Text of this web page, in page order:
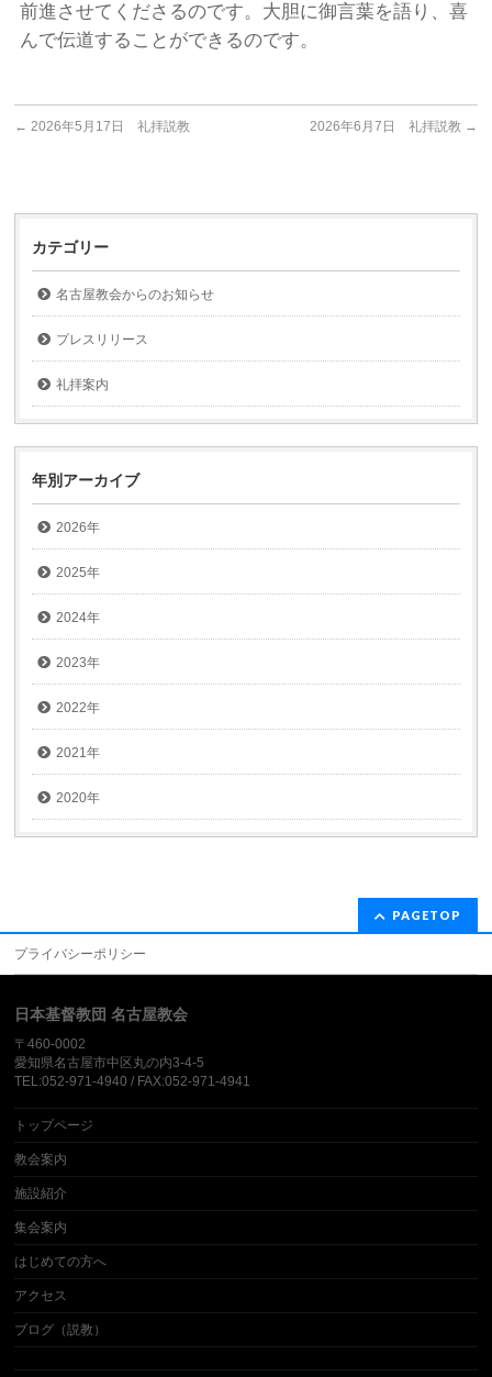
前進させてくださるのです。大胆に御言葉を語り、喜
んで伝道することができるのです。
← 2026年5月17日 礼拝説教 2026年6月7日 礼拝説教 →
カテゴリー
名古屋教会からのお知らせ
プレスリリース
礼拝案内
年別アーカイブ
2026年
2025年
2024年
2023年
2022年
2021年
2020年
PAGETOP
プライバシーポリシー
日本基督教団 名古屋教会
〒460-0002
愛知県名古屋市中区丸の内3-4-5
TEL:052-971-4940 / FAX:052-971-4941
トップページ
教会案内
施設紹介
集会案内
はじめての方へ
アクセス
ブログ（説教）